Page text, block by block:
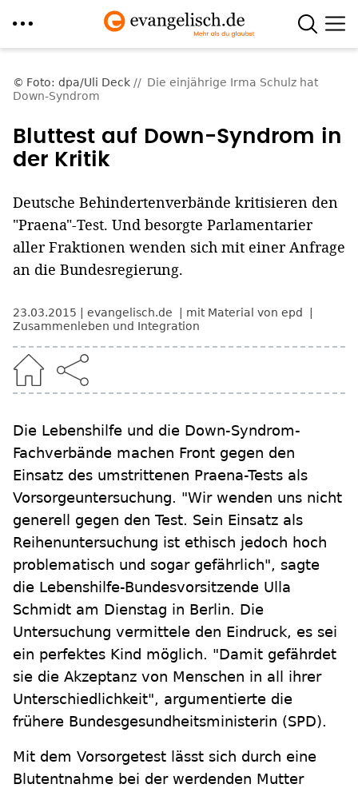
zum
Inhalt
Foto: dpa/Uli Deck
Die einjährige Irma Schulz hat
Down-Syndrom
Bluttest auf Down-Syndrom in
der Kritik
Deutsche Behindertenverbände kritisieren den
"Praena"-Test. Und besorgte Parlamentarier
aller Fraktionen wenden sich mit einer Anfrage
an die Bundesregierung.
23.03.2015 evangelisch.de
mit Material von epd
Zusammenleben und Integration
Die Lebenshilfe und die Down-Syndrom-
Fachverbände machen Front gegen den
Einsatz des umstrittenen Praena-Tests als
Vorsorgeuntersuchung. "Wir wenden uns nicht
generell gegen den Test. Sein Einsatz als
Reihenuntersuchung ist ethisch jedoch hoch
problematisch und sogar gefährlich", sagte
die Lebenshilfe-Bundesvorsitzende Ulla
Schmidt am Dienstag in Berlin. Die
Untersuchung vermittele den Eindruck, es sei
ein perfektes Kind möglich. "Damit gefährdet
sie die Akzeptanz von Menschen in all ihrer
Unterschiedlichkeit", argumentierte die
frühere Bundesgesundheitsministerin (SPD).
Mit dem Vorsorgetest lässt sich durch eine
Blutentnahme bei der werdenden Mutter